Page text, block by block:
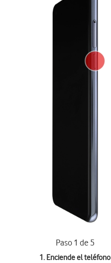
Paso 1 de 5
1. Enciende el teléfono